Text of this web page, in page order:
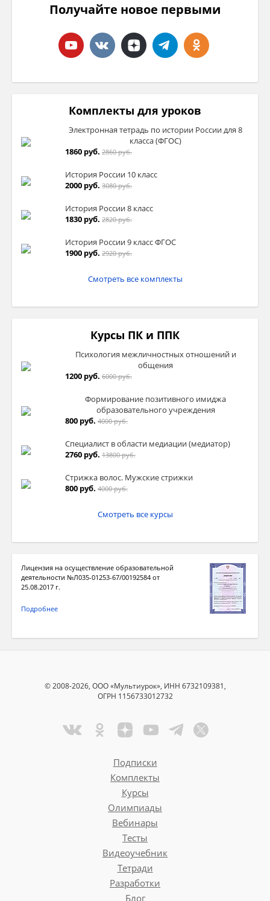
Получайте новое первыми
Комплекты для уроков
Электронная тетрадь по истории России для 8
класса (ФГОС)
1860 руб. 2860 руб.
История России 10 класс
2000 руб. 3080 руб.
История России 8 класс
1830 руб. 2820 руб.
История России 9 класс ФГОС
1900 руб. 2920 руб.
Смотреть все комплекты
Курсы ПК и ППК
Психология межличностных отношений и
общения
1200 руб. 6000 руб.
Формирование позитивного имиджа
образовательного учреждения
800 руб. 4000 руб.
Специалист в области медиации (медиатор)
2760 руб. 13800 руб.
Стрижка волос. Мужские стрижки
800 руб. 4000 руб.
Смотреть все курсы
Лицензия на осуществление образовательной
деятельности №Л035-01253-67/00192584 от
25.08.2017 г.
Подробнее
© 2008-2026, ООО «Мультиурок», ИНН 6732109381,
ОГРН 1156733012732
Подписки
Комплекты
Курсы
Олимпиады
Вебинары
Тесты
Видеоучебник
Тетради
Разработки
Блог